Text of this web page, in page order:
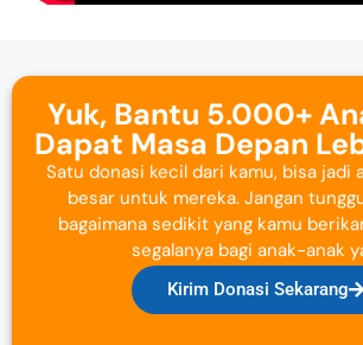
Yuk, Bantu 5.000+
Dapat Masa Depan
Satu donasi kecil dari kamu, bisa jadi
besar untuk mereka. Jangan
bagaimana sedikit yang kamu
segalanya bagi anak-anak
Kirim Donasi Sekarang